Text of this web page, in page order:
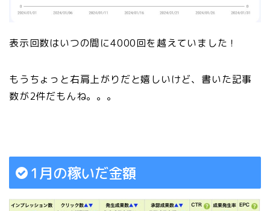
表示回数はいつの間に4000回を越えていました！
もうちょっと右肩上がりだと嬉しいけど、書いた記事
数が2件だもんね。。。
1月の稼いだ金額